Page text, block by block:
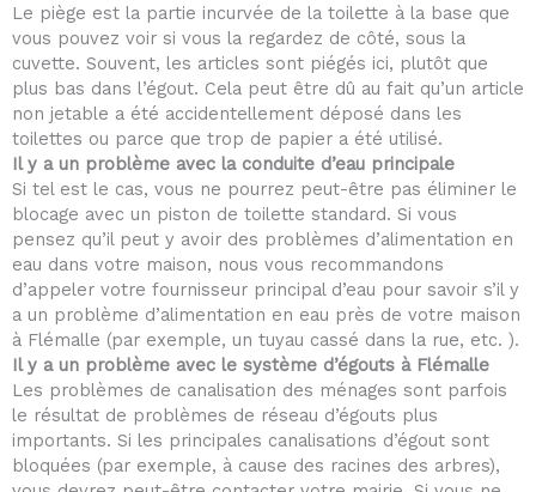
Le piège est la partie incurvée de la toilette à la base que
vous pouvez voir si vous la regardez de côté, sous la
cuvette. Souvent, les articles sont piégés ici, plutôt que
plus bas dans l’égout. Cela peut être dû au fait qu’un article
non jetable a été accidentellement déposé dans les
toilettes ou parce que trop de papier a été utilisé.
Il y a un problème avec la conduite d’eau principale
Si tel est le cas, vous ne pourrez peut-être pas éliminer le
blocage avec un piston de toilette standard. Si vous
pensez qu’il peut y avoir des problèmes d’alimentation en
eau dans votre maison, nous vous recommandons
d’appeler votre fournisseur principal d’eau pour savoir s’il y
a un problème d’alimentation en eau près de votre maison
à Flémalle (par exemple, un tuyau cassé dans la rue, etc. ).
Il y a un problème avec le système d’égouts à Flémalle
Les problèmes de canalisation des ménages sont parfois
le résultat de problèmes de réseau d’égouts plus
importants. Si les principales canalisations d’égout sont
bloquées (par exemple, à cause des racines des arbres),